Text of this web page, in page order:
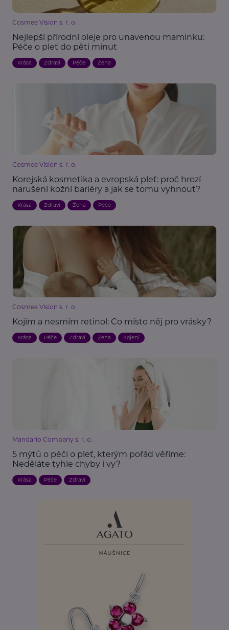
Cosmee Vision s. r. o.
Nejlepší přírodní oleje pro unavenou maminku:
Péče o pleť do pěti minut
Krása Zdraví Péče Žena
Cosmee Vision s. r. o.
Korejská kosmetika a evropská pleť: proč hrozí
narušení kožní bariéry a jak se tomu vyhnout?
Krása Zdraví Žena Péče
Cosmee Vision s. r. o.
Kojím a nesmím retinol: Co místo něj pro vrásky?
Krása Péče Zdraví Žena Kojení
Mandario Company s. r. o.
5 mýtů o péči o pleť, kterým pořád věříme:
Neděláte tyhle chyby i vy?
Krása Péče Zdraví